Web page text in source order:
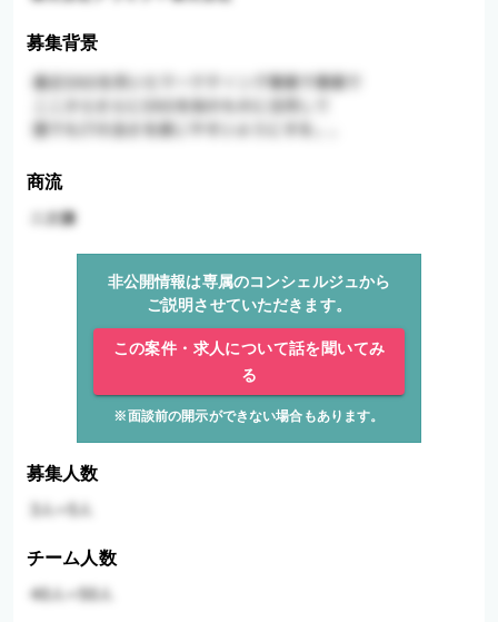
募集背景
商流
非公開情報は専属のコンシェルジュから
ご説明させていただきます。
この案件・求人について話を聞いてみ
る
※面談前の開示ができない場合もあります。
募集人数
チーム人数